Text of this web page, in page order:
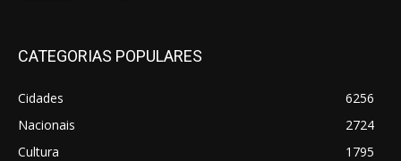
CATEGORIAS POPULARES
Cidades
6256
Nacionais
2724
Cultura
1795